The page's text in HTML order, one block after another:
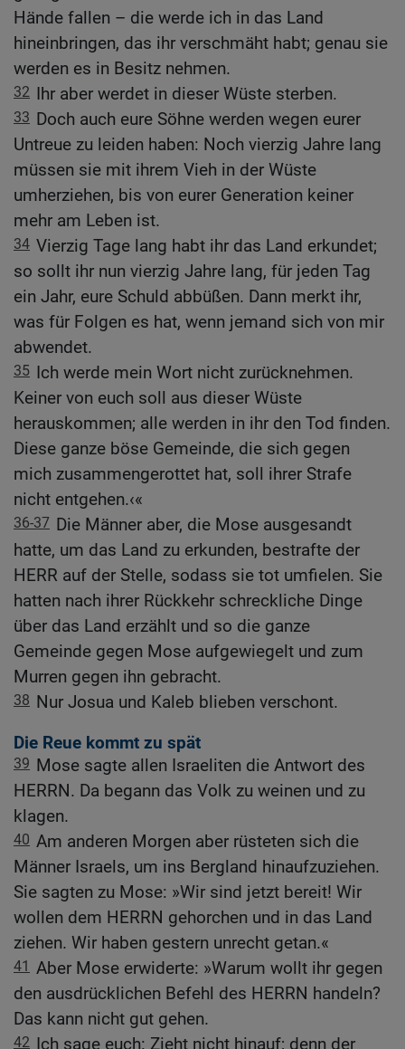
Hände fallen – die werde ich in das Land
hineinbringen, das ihr verschmäht habt; genau sie
werden es in Besitz nehmen.
32 Ihr aber werdet in dieser Wüste sterben.
33 Doch auch eure Söhne werden wegen eurer
Untreue zu leiden haben: Noch vierzig Jahre lang
müssen sie mit ihrem Vieh in der Wüste
umherziehen, bis von eurer Generation keiner
mehr am Leben ist.
34 Vierzig Tage lang habt ihr das Land erkundet;
so sollt ihr nun vierzig Jahre lang, für jeden Tag
ein Jahr, eure Schuld abbüßen. Dann merkt ihr,
was für Folgen es hat, wenn jemand sich von mir
abwendet.
35 Ich werde mein Wort nicht zurücknehmen.
Keiner von euch soll aus dieser Wüste
herauskommen; alle werden in ihr den Tod finden.
Diese ganze böse Gemeinde, die sich gegen
mich zusammengerottet hat, soll ihrer Strafe
nicht entgehen.‹«
36-37 Die Männer aber, die Mose ausgesandt
hatte, um das Land zu erkunden, bestrafte der
HERR auf der Stelle, sodass sie tot umfielen. Sie
hatten nach ihrer Rückkehr schreckliche Dinge
über das Land erzählt und so die ganze
Gemeinde gegen Mose aufgewiegelt und zum
Murren gegen ihn gebracht.
38 Nur Josua und Kaleb blieben verschont.
Die Reue kommt zu spät
39 Mose sagte allen Israeliten die Antwort des
HERRN. Da begann das Volk zu weinen und zu
klagen.
40 Am anderen Morgen aber rüsteten sich die
Männer Israels, um ins Bergland hinaufzuziehen.
Sie sagten zu Mose: »Wir sind jetzt bereit! Wir
wollen dem HERRN gehorchen und in das Land
ziehen. Wir haben gestern unrecht getan.«
41 Aber Mose erwiderte: »Warum wollt ihr gegen
den ausdrücklichen Befehl des HERRN handeln?
Das kann nicht gut gehen.
42 Ich sage euch: Zieht nicht hinauf; denn der